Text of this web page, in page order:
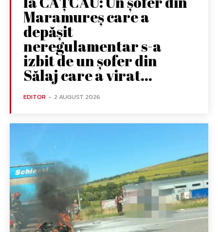
Maramureș care a
depășit
neregulamentar s-a
izbit de un șofer din
Sălaj care a virat...
EDITOR - 2 AUGUST 2026